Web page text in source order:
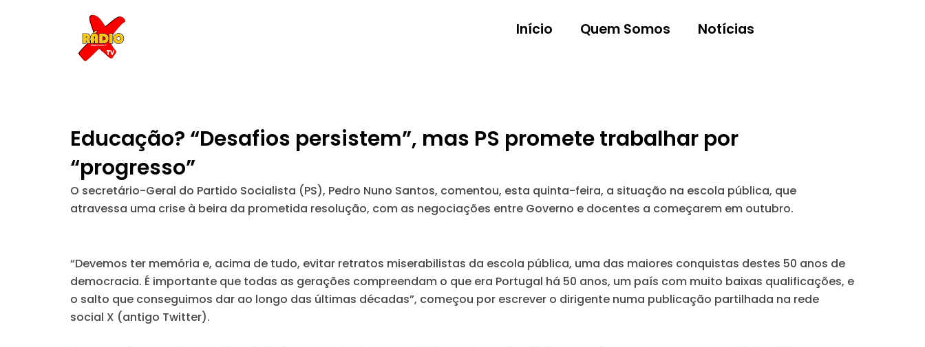
Início Quem Somos Notícias
Educação? “Desafios persistem”, mas PS promete trabalhar por
“progresso”
O secretário-Geral do Partido Socialista (PS), Pedro Nuno Santos, comentou, esta quinta-feira, a situação na escola pública, que
atravessa uma crise à beira da prometida resolução, com as negociações entre Governo e docentes a começarem em outubro.
“Devemos ter memória e, acima de tudo, evitar retratos miserabilistas da escola pública, uma das maiores conquistas destes 50 anos de
democracia. É importante que todas as gerações compreendam o que era Portugal há 50 anos, um país com muito baixas qualificações, e
o salto que conseguimos dar ao longo das últimas décadas”, começou por escrever o dirigente numa publicação partilhada na rede
social X (antigo Twitter).